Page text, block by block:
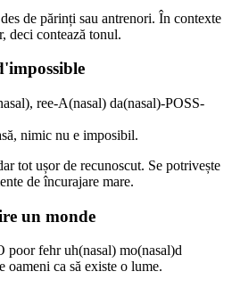
de părinți sau antrenori. În contexte
deci contează tonul.
ree-A(nasal) da(nasal)-POSS-
nimic nu e imposibil.
tot ușor de recunoscut. Se potrivește
de încurajare mare.
un monde
poor fehr uh(nasal) mo(nasal)d
oameni ca să existe o lume.